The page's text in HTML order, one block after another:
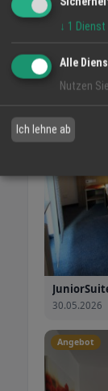
30.05.2026
Angebot
↓ 1 Dienst
Alle
Nutzen
Ich lehne ab